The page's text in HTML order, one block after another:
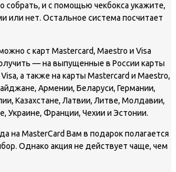
собрать, и с помощью чекбокса укажите,
или нет. Остальное система посчитает
с карт Mastercard, Maestro и Visa
— на выпущенные в России карты
а также на карты Mastercard и Maestro,
Армении, Беларуси, Германии,
Казахстане, Латвии, Литве, Молдавии,
Украине, Франции, Чехии и Эстонии.
на MasterCard Вам в подарок полагается
Однако акция не действует чаще, чем